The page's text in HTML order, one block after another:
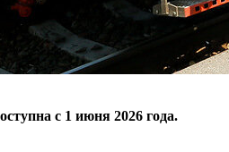
с 1 июня 2026 года.